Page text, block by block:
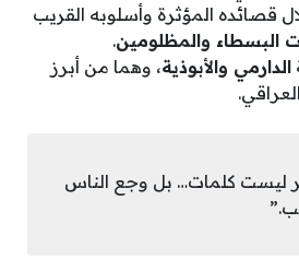
قصائده المؤثرة وأسلوبه القريب
البسطاء والمظلومين.
الدارمي والأبوذية، وهما من أبرز
ليست كلمات… بل وجع الناس